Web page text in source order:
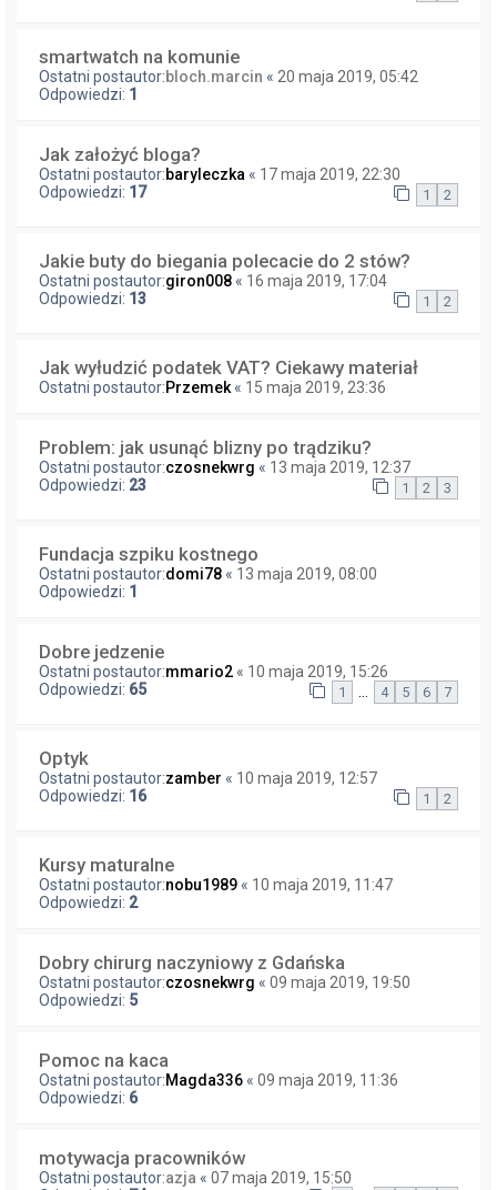
smartwatch na komunie
Ostatni postautor:bloch.marcin « 20 maja 2019, 05:42
Odpowiedzi: 1
Jak założyć bloga?
Ostatni postautor:baryleczka « 17 maja 2019, 22:30
Odpowiedzi: 17 1 2
Jakie buty do biegania polecacie do 2 stów?
Ostatni postautor:giron008 « 16 maja 2019, 17:04
Odpowiedzi: 13 1 2
Jak wyłudzić podatek VAT? Ciekawy materiał
Ostatni postautor:Przemek « 15 maja 2019, 23:36
Problem: jak usunąć blizny po trądziku?
Ostatni postautor:czosnekwrg « 13 maja 2019, 12:37
Odpowiedzi: 23 1 2 3
Fundacja szpiku kostnego
Ostatni postautor:domi78 « 13 maja 2019, 08:00
Odpowiedzi: 1
Dobre jedzenie
Ostatni postautor:mmario2 « 10 maja 2019, 15:26
Odpowiedzi: 65 1 4 5 6 7
Optyk
Ostatni postautor:zamber « 10 maja 2019, 12:57
Odpowiedzi: 16 1 2
Kursy maturalne
Ostatni postautor:nobu1989 « 10 maja 2019, 11:47
Odpowiedzi: 2
Dobry chirurg naczyniowy z Gdańska
Ostatni postautor:czosnekwrg « 09 maja 2019, 19:50
Odpowiedzi: 5
Pomoc na kaca
Ostatni postautor:Magda336 « 09 maja 2019, 11:36
Odpowiedzi: 6
motywacja pracowników
Ostatni postautor:azja « 07 maja 2019, 15:50